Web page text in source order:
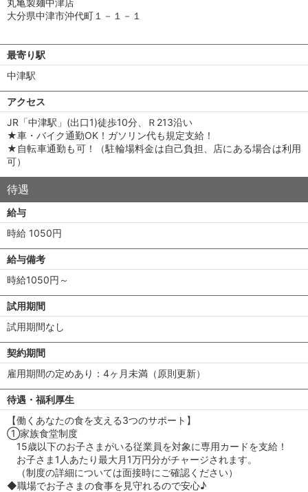
丸亀製麺中津店
大分県中津市沖代町１－１－１
最寄り駅
中津駅
アクセス
JR「中津駅」(出口1)徒歩10分、Ｒ213沿い
★車・バイク通勤OK！ガソリン代も規定支給！
★自転車通勤も可！（駐輪場料金は自己負担、店にある場合は利用
可）
待遇
給与
時給 1050円
給与備考
時給1050円～
試用期間
試用期間なし
契約期間
雇用期間の定めあり：4ヶ月未満（原則更新）
待遇・福利厚生
【働くあなたの食を支える3つのサポート】
①家族食堂制度
15歳以下のお子さまがいる従業員を対象に専用カードを支給！
お子さま1人あたり最大月1万円分がチャージされます。
（制度の詳細については面接時にご確認ください）
◆職場でお子さまの食事を見守れるので安心♪